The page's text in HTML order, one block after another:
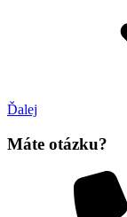
Ďalej
Máte otázku?